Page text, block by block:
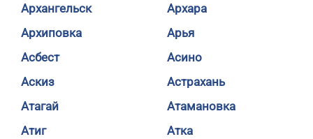
Архангельск
Архара
Архиповка
Арья
Асбест
Асино
Аскиз
Астрахань
Атагай
Атамановка
Атиг
Атка